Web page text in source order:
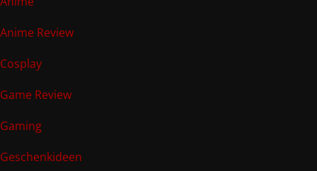
Anime Review
Cosplay
Game Review
Gaming
Geschenkideen